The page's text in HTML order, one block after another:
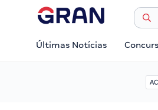
Últimas Notícias
AC